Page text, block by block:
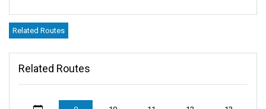
タイに足を踏み入れたなら、ラジャフェリーオフィスの名を耳
にしたことがあるでしょう。その一つがスラタニ市に堂々と位
Related Routes
Related Routes